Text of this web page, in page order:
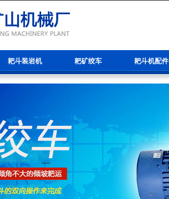
耙斗装岩机 耙矿绞车 耙斗机配件